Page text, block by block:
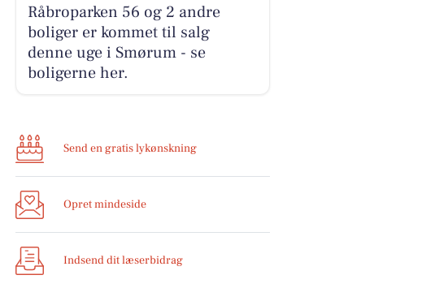
Råbroparken 56 og 2 andre
boliger er kommet til salg
denne uge i Smørum - se
boligerne her.
Send en gratis lykønskning
Opret mindeside
Indsend dit læserbidrag